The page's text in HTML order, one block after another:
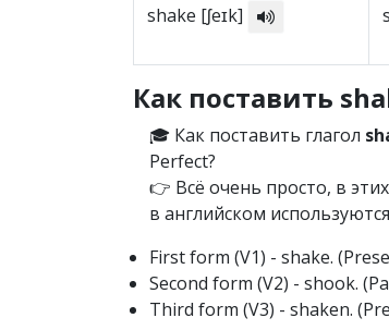
shake [ʃeɪk]
Как поставить
🎓 Как поставить глагол
Perfect?
👉 Всё очень просто, в
в английском
First form (V1) - shake.
Second form (V2) - shook.
Third form (V3) - shaken.